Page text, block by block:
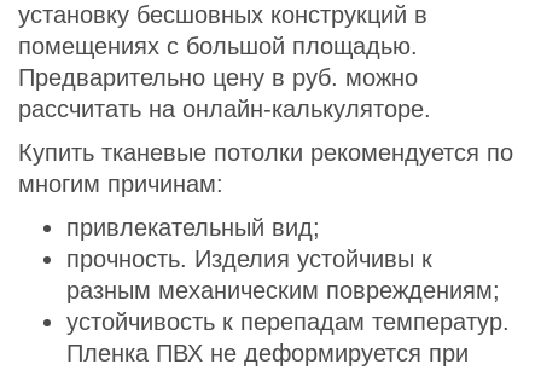
установку бесшовных конструкций в
помещениях с большой площадью.
Предварительно цену в руб. можно
рассчитать на онлайн-калькуляторе.
Купить тканевые потолки рекомендуется по
многим причинам:
привлекательный вид;
прочность. Изделия устойчивы к
разным механическим повреждениям;
устойчивость к перепадам температур.
Пленка ПВХ не деформируется при